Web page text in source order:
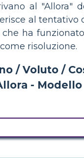
al "Allora"
al tentativo
ha
risoluzione.